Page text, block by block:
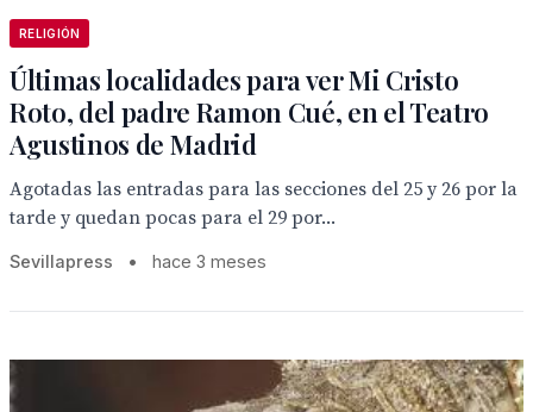
RELIGIÓN
Últimas localidades para ver Mi Cristo
Roto, del padre Ramon Cué, en el Teatro
Agustinos de Madrid
Agotadas las entradas para las secciones del 25 y 26 por la
tarde y quedan pocas para el 29 por...
Sevillapress • hace 3 meses